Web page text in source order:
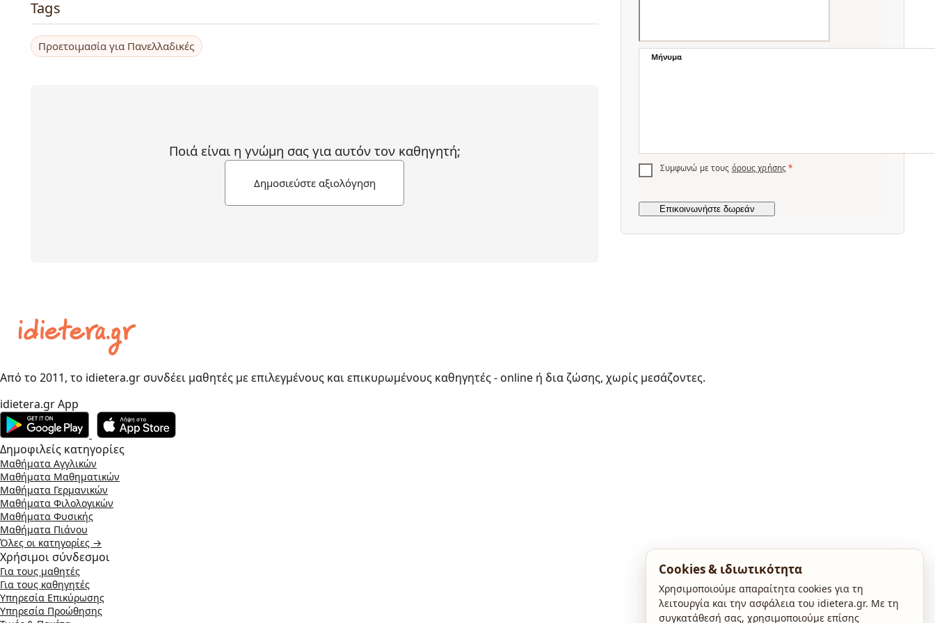
Tags
Προετοιμασία για Πανελλαδικές
Ποιά είναι η γνώμη σας για αυτόν τον καθηγητή;
Δημοσιεύστε αξιολόγηση
Μήνυμα
Συμφωνώ με τους όρους χρήσης *
Από το 2011, το idietera.gr συνδέει μαθητές με επιλεγμένους και επικυρωμένους καθηγητές - online ή δια ζώσης, χωρίς μεσάζοντες.
idietera.gr App
Δημοφιλείς κατηγορίες
Μαθήματα Αγγλικών
Μαθήματα Μαθηματικών
Μαθήματα Γερμανικών
Μαθήματα Φιλολογικών
Μαθήματα Φυσικής
Μαθήματα Πιάνου
Όλες οι κατηγορίες →
Χρήσιμοι σύνδεσμοι
Για τους μαθητές
Για τους καθηγητές
Υπηρεσία Επικύρωσης
Υπηρεσία Προώθησης
Cookies & ιδιωτικότητα
Χρησιμοποιούμε απαραίτητα cookies για τη
λειτουργία και την ασφάλεια του idietera.gr. Με τη
συγκατάθεσή σας, χρησιμοποιούμε επίσης